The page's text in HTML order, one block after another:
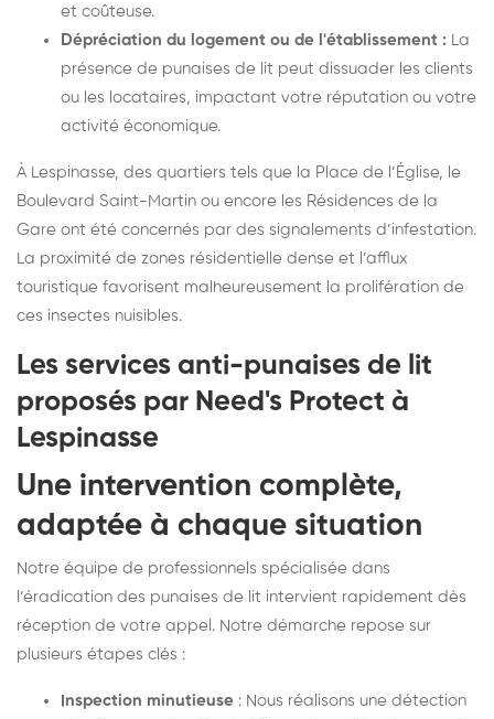
et coûteuse.
Dépréciation du logement ou de l'établissement : La
présence de punaises de lit peut dissuader les clients
ou les locataires, impactant votre réputation ou votre
activité économique.
À Lespinasse, des quartiers tels que la Place de l’Église, le
Boulevard Saint-Martin ou encore les Résidences de la
Gare ont été concernés par des signalements d’infestation.
La proximité de zones résidentielle dense et l’afflux
touristique favorisent malheureusement la prolifération de
ces insectes nuisibles.
Les services anti-punaises de lit
proposés par Need's Protect à
Lespinasse
Une intervention complète,
adaptée à chaque situation
Notre équipe de professionnels spécialisée dans
l’éradication des punaises de lit intervient rapidement dès
réception de votre appel. Notre démarche repose sur
plusieurs étapes clés :
Inspection minutieuse : Nous réalisons une détection